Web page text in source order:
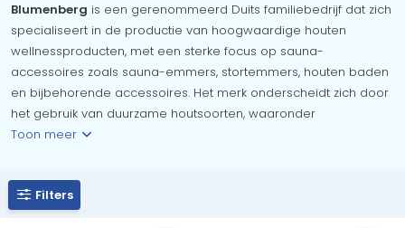
Blumenberg is een gerenommeerd Duits familiebedrijf dat zich
specialiseert in de productie van hoogwaardige houten
wellnessproducten, met een sterke focus op sauna-
accessoires zoals sauna-emmers, stortemmers, houten baden
en bijbehorende accessoires. Het merk onderscheidt zich door
het gebruik van duurzame houtsoorten, waaronder
Toon meer
Filters